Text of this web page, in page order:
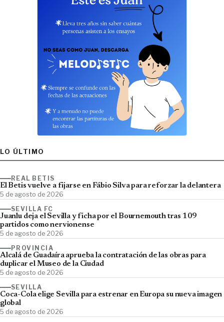
LO ÚLTIMO
REAL BETIS
El Betis vuelve a fijarse en Fábio Silva para reforzar la delantera
5 de agosto de 2026
SEVILLA FC
Juanlu deja el Sevilla y ficha por el Bournemouth tras 109
partidos como nervionense
5 de agosto de 2026
PROVINCIA
Alcalá de Guadaíra aprueba la contratación de las obras para
duplicar el Museo de la Ciudad
5 de agosto de 2026
SEVILLA
Coca-Cola elige Sevilla para estrenar en Europa su nueva imagen
global
5 de agosto de 2026